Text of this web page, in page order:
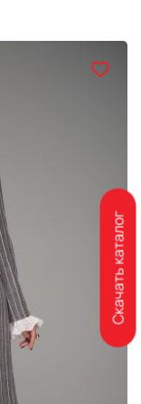
Скачать каталог